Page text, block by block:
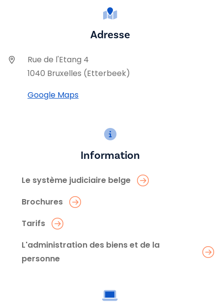
Adresse
Rue de l'Etang 4
1040 Bruxelles (Etterbeek)
Google Maps
Information
Le système judiciaire belge
Brochures
Tarifs
L'administration des biens et de la
personne